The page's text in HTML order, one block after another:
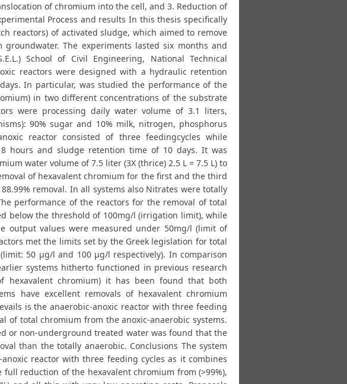
of chromium into the cell, and 3. Reduction of
Process and results In this thesis specifically
reactors) of activated sludge, which aimed to remove
The experiments lasted six months and
School of Civil Engineering, National Technical
reactors were designed with a hydraulic retention
In particular, was studied the performance of the
in two different concentrations of the substrate
were processing daily water volume of 3.1 liters,
90% sugar and 10% milk, nitrogen, phosphorus
reactor consisted of three feedingcycles while
hours and sludge retention time of 10 days. It was
water volume of 7.5 liter (3X (thrice) 2.5 L = 7.5 L) to
of hexavalent chromium for the first and the third
removal. In all systems also Nitrates were totally
performance of the reactors for the removal of total
below the threshold of 100mg/l (irrigation limit), while
output values were measured under 50mg/l (limit of
met the limits set by the Greek legislation for total
50 μg/l and 100 μg/l respectively). In comparison
systems hitherto functioned in previous research
hexavalent chromium) it has been found that both
have excellent removals of hexavalent chromium
is the anaerobic-anoxic reactor with three feeding
of total chromium from the anoxic-anaerobic systems.
or non-underground treated water was found that the
than the totally anaerobic. Conclusions The system
reactor with three feeding cycles as it combines
reduction of the hexavalent chromium from (>99%),